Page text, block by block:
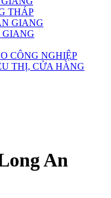
THÁP
GIANG
GIANG
CÔNG NGHIỆP
THỊ, CỬA HÀNG
An